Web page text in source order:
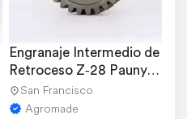
Engranaje Intermedio de
Retroceso Z‐28 Pauny-
zanello
San Francisco
Agromade